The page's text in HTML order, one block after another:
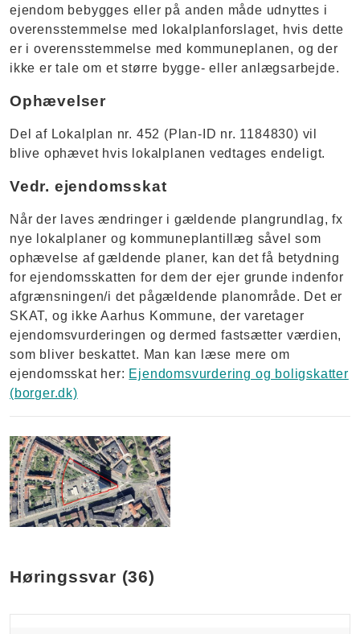
ejendom bebygges eller på anden måde udnyttes i
overensstemmelse med lokalplanforslaget, hvis dette
er i overensstemmelse med kommuneplanen, og der
ikke er tale om et større bygge- eller anlægsarbejde.
Ophævelser
Del af Lokalplan nr. 452 (Plan-ID nr. 1184830) vil
blive ophævet hvis lokalplanen vedtages endeligt.
Vedr. ejendomsskat
Når der laves ændringer i gældende plangrundlag, fx
nye lokalplaner og kommuneplantillæg såvel som
ophævelse af gældende planer, kan det få betydning
for ejendomsskatten for dem der ejer grunde indenfor
afgrænsningen/i det pågældende planområde. Det er
SKAT, og ikke Aarhus Kommune, der varetager
ejendomsvurderingen og dermed fastsætter værdien,
som bliver beskattet. Man kan læse mere om
ejendomsskat her: Ejendomsvurdering og boligskatter
(borger.dk)
Luftfoto af afgrænsning for lokalplanforslag nr. 1236
Høringssvar (36)